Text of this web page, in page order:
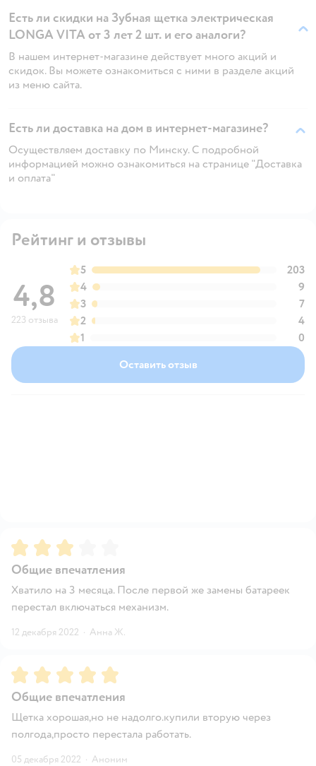
Есть ли скидки на Зубная щетка электрическая
LONGA VITA от 3 лет 2 шт. и его аналоги?
В нашем интернет-магазине действует много акций и
скидок. Вы можете ознакомиться с ними в разделе акций
из меню сайта.
Есть ли доставка на дом в интернет-магазине?
Осуществляем доставку по Минску. С подробной
информацией можно ознакомиться на странице "Доставка
и оплата"
Рейтинг и отзывы
4,8
223 отзыва
5
203
4
9
3
7
2
4
1
0
Оставить отзыв
Рейтинг:3
Общие впечатления
Хватило на 3 месяца. После первой же замены батареек
перестал включаться механизм.
12 декабря 2022 · Анна Ж.
Рейтинг:5
Общие впечатления
Щетка хорошая,но не надолго.купили вторую через
полгода,просто перестала работать.
05 декабря 2022 · Аноним